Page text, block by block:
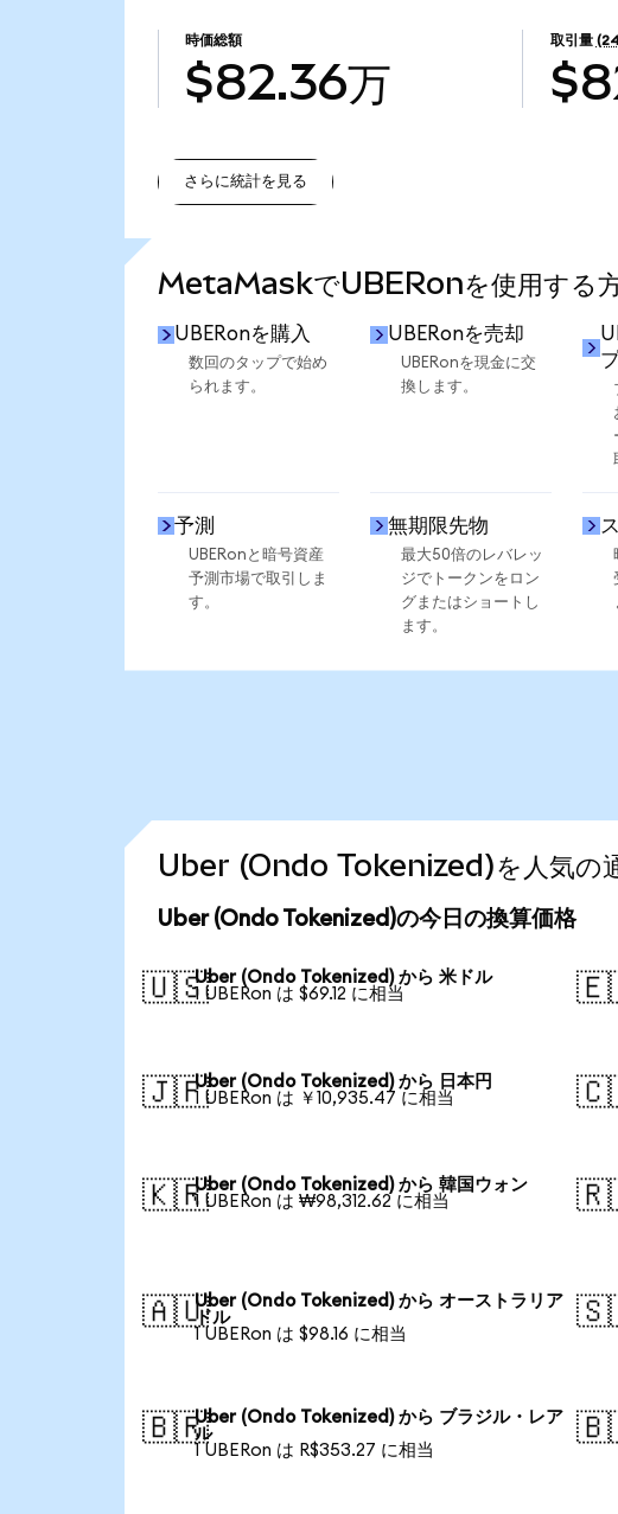
時価総額
$82.36万
取引量
さらに統計を見る
MetaMaskでUBERonを使用する
UBERonを購入
数回のタップで始め
られます。
UBERonを売却
UBERonを現金に交
換します。
予測
UBERonと暗号資産
予測市場で取引しま
す。
無期限先物
最大50倍のレバレッ
ジでトークンをロン
グまたはショートし
ます。
Uber (Ondo Tokenized)を人気の通
Uber (Ondo Tokenized)の今日の換算価格
🇺🇸Uber (Ondo Tokenized) から 米ドル
1 UBERon は $69.12 に相当
🇯🇵Uber (Ondo Tokenized) から 日本円
1 UBERon は ￥10,935.47 に相当
🇰🇷Uber (Ondo Tokenized) から 韓国ウォン
1 UBERon は ₩98,312.62 に相当
🇦🇺Uber (Ondo Tokenized) から オーストラリア
ドル
1 UBERon は $98.16 に相当
🇧🇷Uber (Ondo Tokenized) から ブラジル・レア
ル
1 UBERon は R$353.27 に相当